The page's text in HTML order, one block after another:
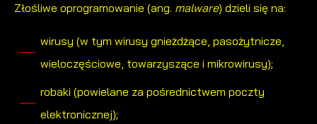
Złośliwe oprogramowanie (ang. malware) dzieli się na:
wirusy (w tym wirusy gnieżdżące, pasożytnicze,
wieloczęściowe, towarzyszące i mikrowirusy);
robaki (powielane za pośrednictwem poczty
elektronicznej);